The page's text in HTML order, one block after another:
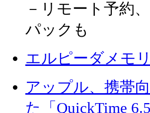
－リモート予約
パックも
エルピーダメモ
アップル、携帯
た「QuickTime 6.5